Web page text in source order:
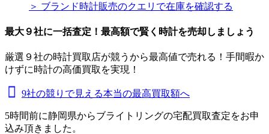
＞ ブランド時計販売のクエリで在庫を確認する
最大９社に一括査定！ 最高額で賢く時計を売却しましょう
厳選９社の時計買取店が競うから最高値で売れる！手間暇か
けずに時計の高価買取を実現！
9社の競りで見える本当の最高買取額へ
5時間前に静岡県からブライトリングの宅配買取査定をお申
込み頂きました。